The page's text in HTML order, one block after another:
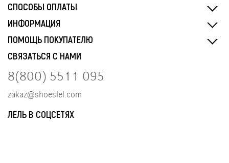
СПОСОБЫ ОПЛАТЫ
ИНФОРМАЦИЯ
ПОМОЩЬ ПОКУПАТЕЛЮ
СВЯЗАТЬСЯ С НАМИ
8(800) 5511 095
zakaz@shoeslel.com
ЛЕЛЬ В СОЦСЕТЯХ